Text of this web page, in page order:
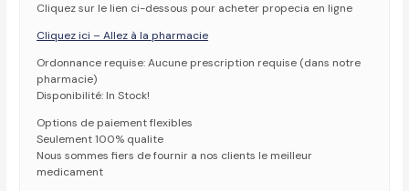
Cliquez sur le lien ci-dessous pour acheter propecia en ligne
Cliquez ici – Allez à la pharmacie
Ordonnance requise: Aucune prescription requise (dans notre
pharmacie)
Disponibilité: In Stock!
Options de paiement flexibles
Seulement 100% qualite
Nous sommes fiers de fournir a nos clients le meilleur
medicament